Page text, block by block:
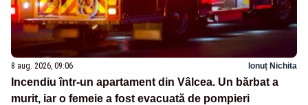
8 aug. 2026, 09:06 Ionuț Nichita
Incendiu într-un apartament din Vâlcea. Un bărbat a
murit, iar o femeie a fost evacuată de pompieri